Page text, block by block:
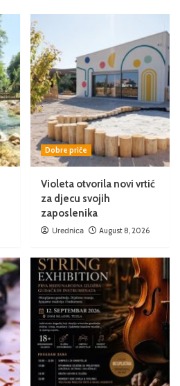
Dobre priče
Violeta otvorila novi vrtić
za djecu svojih
zaposlenika
Urednica August 8, 2026